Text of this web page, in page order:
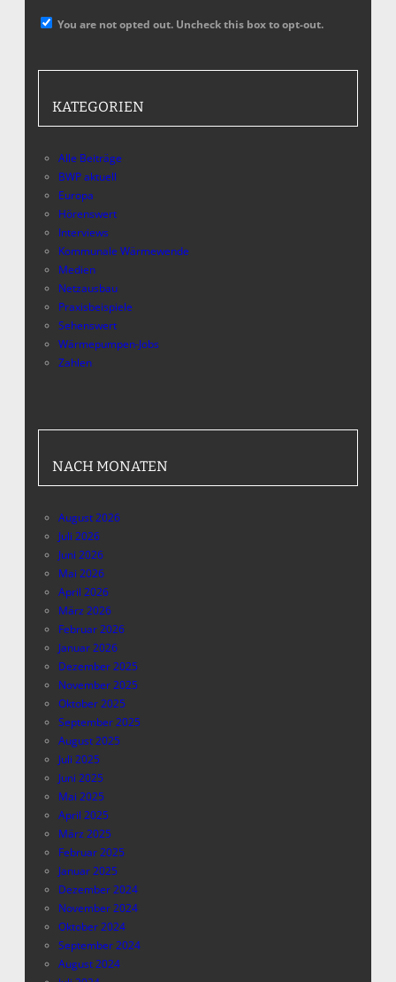
You are not opted out. Uncheck this box to opt-out.
KATEGORIEN
Alle Beiträge
BWP aktuell
Europa
Hörenswert
Interviews
Kommunale Wärmewende
Medien
Netzausbau
Praxisbeispiele
Sehenswert
Wärmepumpen-Jobs
Zahlen
NACH MONATEN
August 2026
Juli 2026
Juni 2026
Mai 2026
April 2026
März 2026
Februar 2026
Januar 2026
Dezember 2025
November 2025
Oktober 2025
September 2025
August 2025
Juli 2025
Juni 2025
Mai 2025
April 2025
März 2025
Februar 2025
Januar 2025
Dezember 2024
November 2024
Oktober 2024
September 2024
August 2024